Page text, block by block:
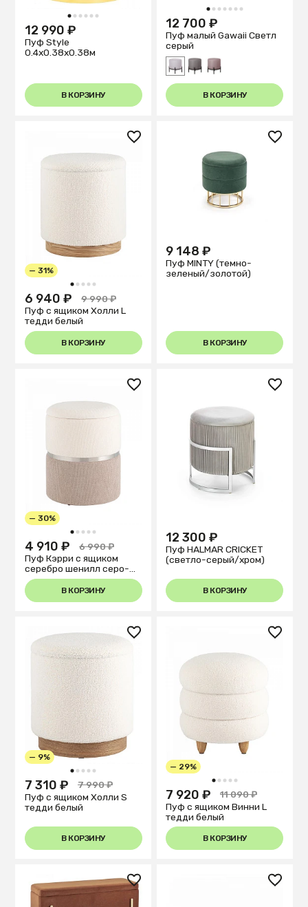
1 2 3 4 5 6
12 990 ₽
Пуф Style
0.4x0.38x0.38м
В КОРЗИНУ
1 2 3 4 5 6 7
12 700 ₽
Пуф малый Gawaii Светл
серый
В КОРЗИНУ
1 2 3 4 5
— 31%
6 940 ₽
9 990 ₽
Пуф с ящиком Холли L
тедди белый
В КОРЗИНУ
9 148 ₽
Пуф MINTY (темно-
зеленый/золотой)
В КОРЗИНУ
1 2 3 4 5
— 30%
4 910 ₽
6 990 ₽
Пуф Кэрри с ящиком
серебро шенилл серо-
бежевый
В КОРЗИНУ
12 300 ₽
Пуф HALMAR CRICKET
(светло-серый/хром)
В КОРЗИНУ
1 2 3 4 5
— 9%
7 310 ₽
7 990 ₽
Пуф с ящиком Холли S
тедди белый
В КОРЗИНУ
1 2 3 4 5
— 29%
7 920 ₽
11 090 ₽
Пуф с ящиком Винни L
тедди белый
В КОРЗИНУ